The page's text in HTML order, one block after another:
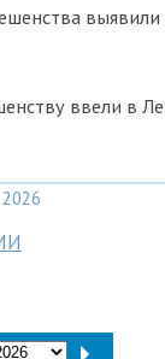
ввели в
2026